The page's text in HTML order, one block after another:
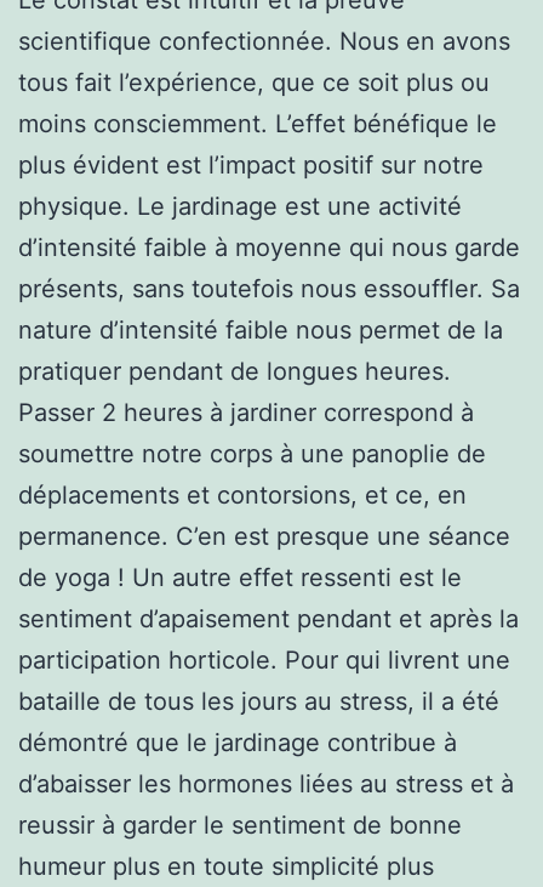
scientifique confectionnée. Nous en avons
tous fait l’expérience, que ce soit plus ou
moins consciemment. L’effet bénéfique le
plus évident est l’impact positif sur notre
physique. Le jardinage est une activité
d’intensité faible à moyenne qui nous garde
présents, sans toutefois nous essouffler. Sa
nature d’intensité faible nous permet de la
pratiquer pendant de longues heures.
Passer 2 heures à jardiner correspond à
soumettre notre corps à une panoplie de
déplacements et contorsions, et ce, en
permanence. C’en est presque une séance
de yoga ! Un autre effet ressenti est le
sentiment d’apaisement pendant et après la
participation horticole. Pour qui livrent une
bataille de tous les jours au stress, il a été
démontré que le jardinage contribue à
d’abaisser les hormones liées au stress et à
reussir à garder le sentiment de bonne
humeur plus en toute simplicité plus